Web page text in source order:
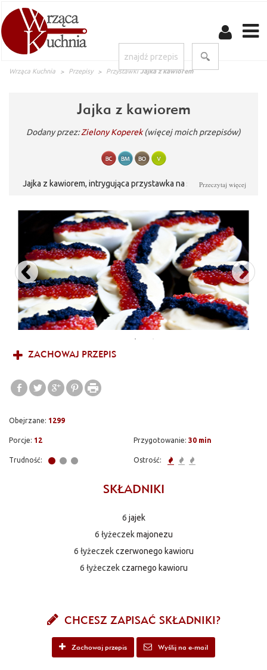
Wrząca Kuchnia Przepisy Przystawki Jajka z kawiorem
Jajka z kawiorem
Dodany przez:Zielony Koperek (więcej moich przepisów)
Jajka z kawiorem, intrygująca przystawka na sylwestra i inne
Przeczytaj więcej
ZACHOWAJ PRZEPIS
Obejrzane: 1299
Porcje: 12 Przygotowanie: 30 min
Trudność: Ostrość:
SKŁADNIKI
6 jajek
6 łyżeczek majonezu
6 łyżeczek czerwonego kawioru
6 łyżeczek czarnego kawioru
CHCESZ ZAPISAĆ SKŁADNIKI?
Zachowaj przepis Wyślij na e-mail